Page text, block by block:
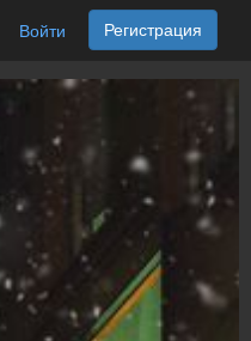
Войти Регистрация